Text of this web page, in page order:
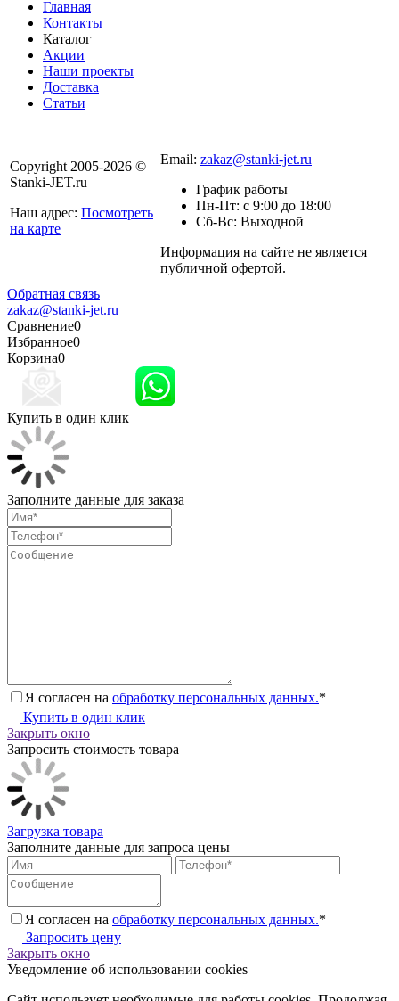
Главная
Контакты
Каталог
Акции
Наши проекты
Доставка
Статьи
Copyright 2005-2026 ©
Stanki-JET.ru
Наш адрес: Посмотреть
на карте
Email: zakaz@stanki-jet.ru
График работы
Пн-Пт: с 9:00 до 18:00
Сб-Вс: Выходной
Информация на сайте не является
публичной офертой.
Обратная связь
zakaz@stanki-jet.ru
Сравнение0
Избранное0
Корзина0
Купить в один клик
Заполните данные для заказа
Я согласен на обработку персональных данных.*
Купить в один клик
Закрыть окно
Запросить стоимость товара
Загрузка товара
Заполните данные для запроса цены
Я согласен на обработку персональных данных.*
Запросить цену
Закрыть окно
Уведомление об использовании cookies